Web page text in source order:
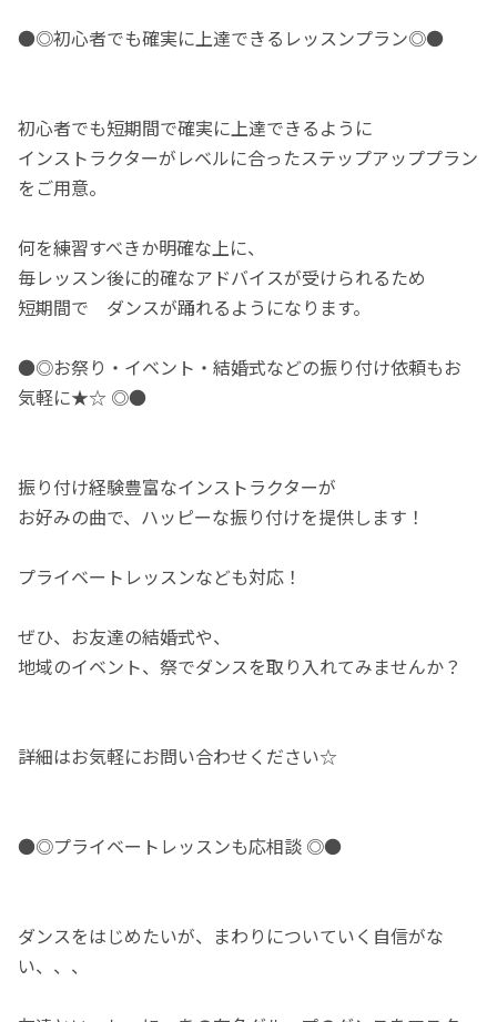
●◎初心者でも確実に上達できるレッスンプラン◎●
初心者でも短期間で確実に上達できるように
インストラクターがレベルに合ったステップアッププラン
をご用意。
何を練習すべきか明確な上に、
毎レッスン後に的確なアドバイスが受けられるため
短期間で ダンスが踊れるようになります。
●◎お祭り・イベント・結婚式などの振り付け依頼もお
気軽に★☆ ◎●
振り付け経験豊富なインストラクターが
お好みの曲で、ハッピーな振り付けを提供します！
プライベートレッスンなども対応！
ぜひ、お友達の結婚式や、
地域のイベント、祭でダンスを取り入れてみませんか？
詳細はお気軽にお問い合わせください☆
●◎プライベートレッスンも応相談 ◎●
ダンスをはじめたいが、まわりについていく自信がな
い、、、